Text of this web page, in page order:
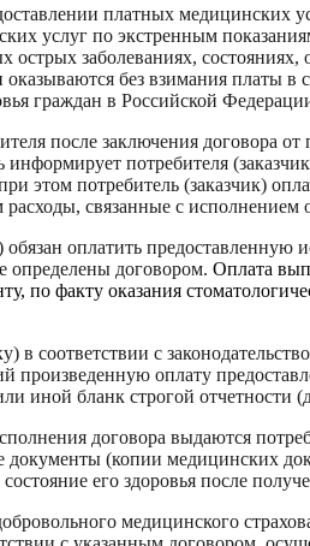
платных медицинских
услуг по экстренным
острых заболеваниях,
без взимания платы в
граждан в Российской
после заключения договора
информирует потребителя
этом потребитель (заказчик)
связанные с исполнением
обязан оплатить
определены договором. Оплата
по факту оказания
в соответствии с
произведенную оплату
иной бланк строгой отчетности
договора выдаются
документы (копии медицинских
его здоровья после
медицинского